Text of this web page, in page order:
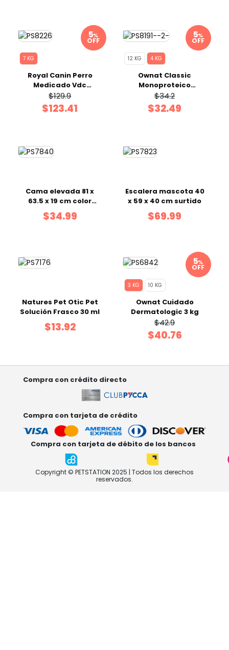
%
OFF
7 KG
Royal Canin Perro
Medicado Vdc
Hypoallergenic 7Kg
$129.9
$123.41
%
OFF
12 KG 4 KG
Ownat Classic
Monoproteico
Cordero 4 Kg
$34.2
$32.49
Cama elevada 81 x
63.5 x 19 cm color
negro
$34.99
Escalera mascota 40
x 59 x 40 cm surtido
$69.99
Natures Pet Otic Pet
Solución Frasco 30 ml
$13.92
%
OFF
3 KG 10 KG
Ownat Cuidado
Dermatologic 3 kg
$42.9
$40.76
Compra con crédito directo
Compra con tarjeta de crédito
Compra con tarjeta de débito de los bancos
Copyright © PETSTATION 2025 | Todos los derechos
reservados.